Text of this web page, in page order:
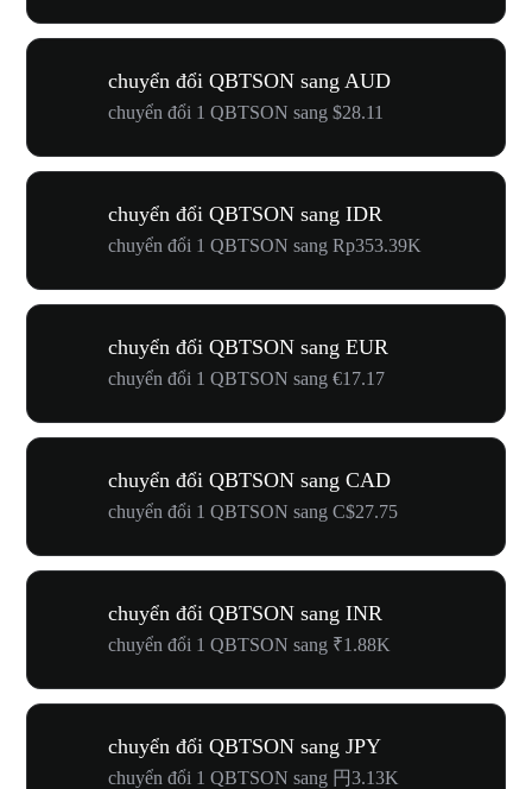
chuyển đổi QBTSON sang AUD
chuyển đổi 1 QBTSON sang $28.11
chuyển đổi QBTSON sang IDR
chuyển đổi 1 QBTSON sang Rp353.39K
chuyển đổi QBTSON sang EUR
chuyển đổi 1 QBTSON sang €17.17
chuyển đổi QBTSON sang CAD
chuyển đổi 1 QBTSON sang C$27.75
chuyển đổi QBTSON sang INR
chuyển đổi 1 QBTSON sang ₹1.88K
chuyển đổi QBTSON sang JPY
chuyển đổi 1 QBTSON sang 円3.13K